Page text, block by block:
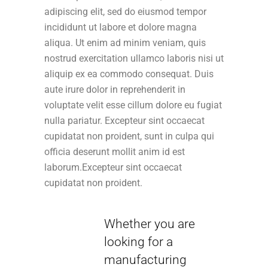
adipiscing elit, sed do eiusmod tempor
incididunt ut labore et dolore magna
aliqua. Ut enim ad minim veniam, quis
nostrud exercitation ullamco laboris nisi ut
aliquip ex ea commodo consequat. Duis
aute irure dolor in reprehenderit in
voluptate velit esse cillum dolore eu fugiat
nulla pariatur. Excepteur sint occaecat
cupidatat non proident, sunt in culpa qui
officia deserunt mollit anim id est
laborum.Excepteur sint occaecat
cupidatat non proident.
Whether you are
looking for a
manufacturing